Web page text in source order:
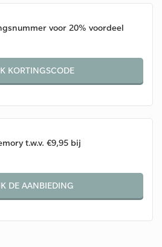
voor 20% voordeel
KORTINGSCODE
t.w.v. €9,95 bij
DE AANBIEDING